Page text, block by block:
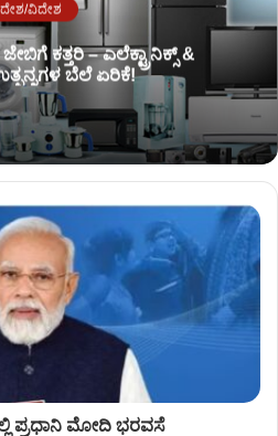
ದೇಶ/ವಿದೇಶ
ಕತ್ತರಿ – ಎಲೆಕ್ಟ್ರಾನಿಕ್ಸ್ &
ಬೆಲೆ ಏರಿಕೆ!
ಪ್ರಧಾನಿ ಮೋದಿ ಭರವಸೆ